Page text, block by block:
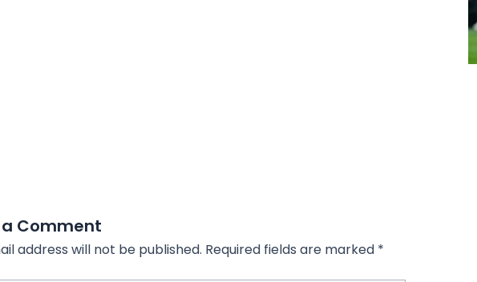
a Comment
address will not be published. Required fields are marked *